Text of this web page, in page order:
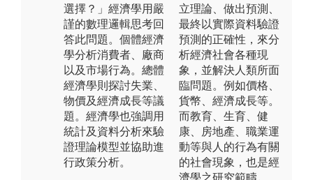
選擇？」經濟學用嚴
謹的數理邏輯思考回
答此問題。個體經濟
學分析消費者、廠商
以及市場行為。總體
經濟學則探討失業、
物價及經濟成長等議
題。經濟學也強調用
統計及資料分析來驗
證理論模型並協助進
行政策分析。
立理論、做出預測、
最終以實際資料驗證
預測的正確性，來分
析經濟社會各種現
象，並解決人類所面
臨問題。例如價格、
貨幣、經濟成長等。
而教育、生育、健
康、房地產、職業運
動等與人的行為有關
的社會現象，也是經
濟學之研究範疇。